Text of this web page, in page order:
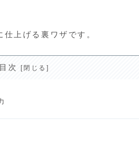
上げる裏ワザです。
目次